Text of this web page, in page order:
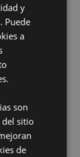
acceder al
en la parte
de trabajo
saber
y
Puede
a
son
del sitio
de